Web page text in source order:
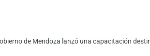
de Mendoza lanzó una capacitación